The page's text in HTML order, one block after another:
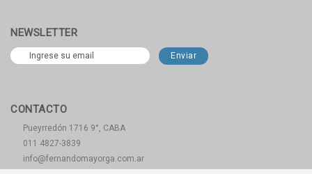
NEWSLETTER
CONTACTO
Pueyrredón 1716 9°, CABA
011 4827-3839
info@fernandomayorga.com.ar